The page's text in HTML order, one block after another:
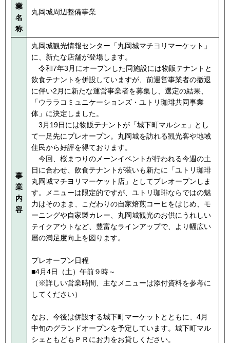
業
名
称
丸岡城周辺整備事業
事
業
内
容
丸岡城観光情報センター「丸岡城マチヨリマーケット」
に、新たな店舗が登場します。
令和7年3月にオープンした同施設には物販テナントと
飲食テナントを併設していますが、前運営事業者の撤退
に伴い2月に新たな運営事業者を募集し、選定の結果、
「ウララコミュニケーションズ・ユトリ珈琲共同事業
体」に決定しました。
3月19日には物販テナントが「城下町マルシェ」とし
て一足先にプレオープン。丸岡城を訪れる観光客や地域
住民から好評を得ております。
今回、桜まつりのメーンイベントが行われる今週の土
日に合わせ、飲食テナントが装いも新たに「ユトリ珈琲
丸岡城マチヨリマーケット店」としてプレオープンしま
す。メニューは限定的ですが、ユトリ珈琲ならではの魅
力はそのまま、こだわりの自家焙煎コーヒをはじめ、モ
ーニングや自家製カレー、丸岡城観光のお供にうれしい
テイクアウトなど、豊富なラインアップで、より幅広い
層の満足度向上を図ります。
プレオープン日程
■4月4日（土）午前９時～
（※詳しい営業時間、主なメニューは添付資料を参考に
してください）
なお、今後は併設する城下町マーケットとともに、4月
中旬のグランドオープンを予定しています。城下町マル
シェともどもＰＲにお力をお貸しください。